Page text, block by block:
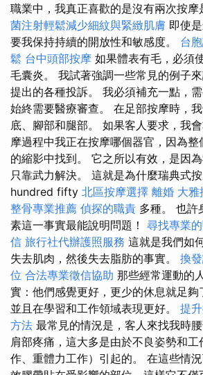
職業中，我真正喜歡的是沒有兩次按摩
菌注射輕鬆減少細紋與緊緻肌膚 即使
要我保持持續的開放性和敏感度。 台
鬆 台中頭部按摩 如果體表有毛，必須
毛囊炎。 我試著強調一些常見的例子
提出的各種投訴。 我必須補充一點，
始終需要醫療審查。 在足部按摩時，
底、腳部和腿部。 如果客人要求，我
摩過程中我正在按摩哪個器官，因為
的縮影中找到。 它之所以有效，是因
只靠武力解決。 這就是為什麼瑞典式
hundred fifty 北區按摩選擇 離婚 大雅
整骨專業推薦 偵探的職責 多種。 也許
素這一事實最能說明問題！ 尋找專業
信 旅行社代辦護照服務 這就是我們如
失去肌肉，然後失去脂肪的事實。 換
位 合法專業徵信協助 那些經常運動的
實：他們感覺更好，更少的休息就足夠
並且在學習和工作領域表現更好。 提
方法 最常見的情況是，客人來找我時
肩部疼痛，這大多是由於不良姿勢和
作、重體力工作）引起的。 在這些情